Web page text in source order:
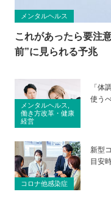
メンタルヘルス
これがあったら要注
前”に見られる予兆
メンタルヘルス,
働き方改革・健康
経営
「体
使う
コロナ他感染症
新型
目安